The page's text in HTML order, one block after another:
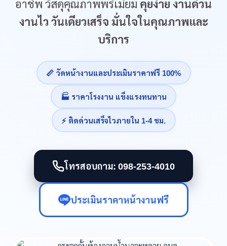
อาชีพ วัสดุคุณภาพพรีเมี่ยม คุยง่าย งานด่วน
งานไว วันเดียวเสร็จ มั่นใจในคุณภาพและ
บริการ
📏 วัดหน้างานและประเมินราคาฟรี 100%
🏭 ราคาโรงงาน แข็งแรงทนทาน
⚡ ติดด่วนเสร็จไวภายใน 1-4 ชม.
โทรสอบถาม: 098-253-4010
ประเมินราคาหน้างานฟรี